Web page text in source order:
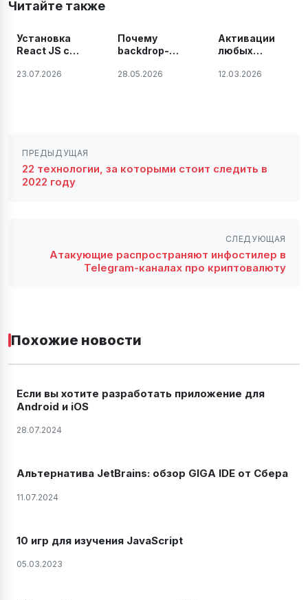
Читайте также
Установка
React JS с
23.07.2026
Почему
backdrop-
работает в
28.05.2026
Активации
любых
плагинов
12.03.2026
ПРЕДЫДУЩАЯ
22 технологии, за которыми стоит следить в
2022 году
СЛЕДУЮЩАЯ
Атакующие распространяют инфостилер в
Telegram-каналах про криптовалюту
Похожие новости
Если вы хотите разработать приложение для
Android и iOS
28.07.2024
Альтернатива JetBrains: обзор GIGA IDE от Сбера
11.07.2024
10 игр для изучения JavaScript
05.03.2023